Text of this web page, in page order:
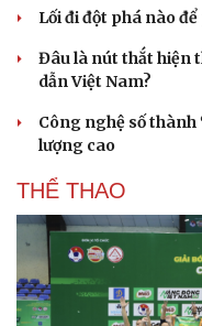
Lối đi đột phá nào
Đâu là nút thắt hiện
dẫn Việt Nam?
Công nghệ số thành
lượng cao
THỂ THAO